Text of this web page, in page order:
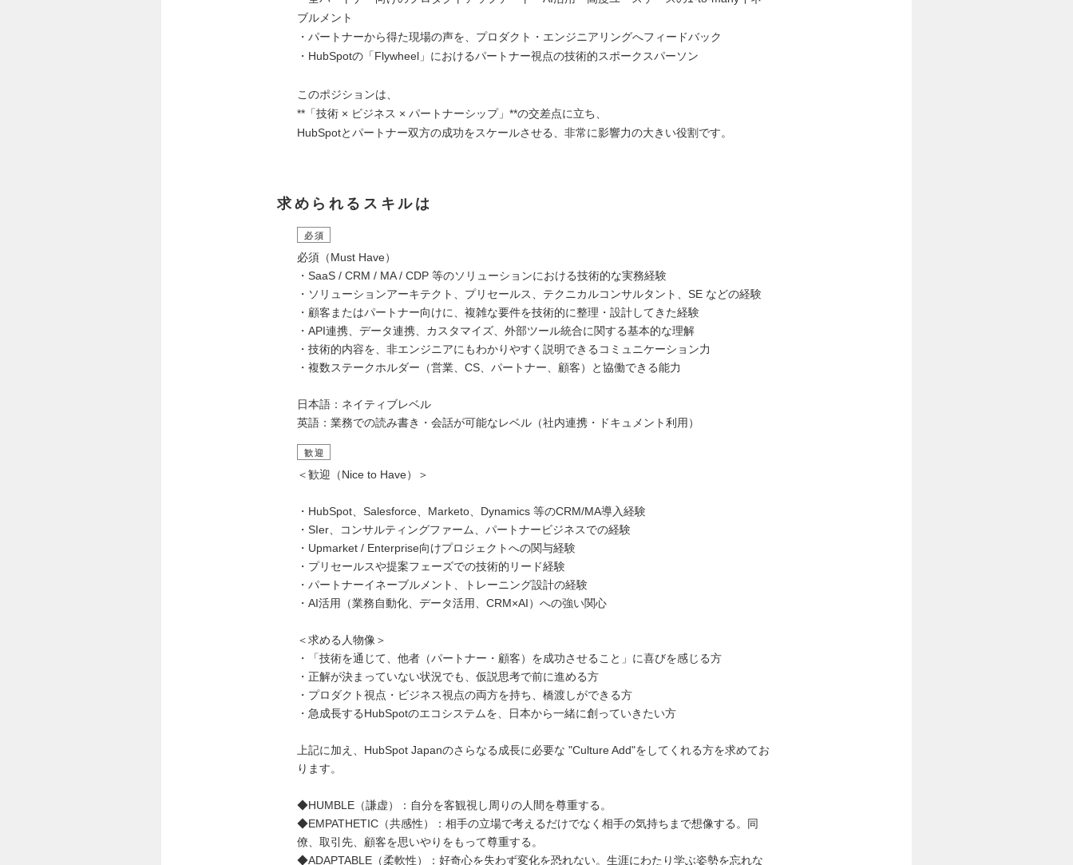
ブルメント
・パートナーから得た現場の声を、プロダクト・エンジニアリングへフィードバック
・HubSpotの「Flywheel」におけるパートナー視点の技術的スポークスパーソン
このポジションは、
**「技術 × ビジネス × パートナーシップ」**の交差点に立ち、
HubSpotとパートナー双方の成功をスケールさせる、非常に影響力の大きい役割です。
求められるスキルは
必須
必須（Must Have）
・SaaS / CRM / MA / CDP 等のソリューションにおける技術的な実務経験
・ソリューションアーキテクト、プリセールス、テクニカルコンサルタント、SE などの経験
・顧客またはパートナー向けに、複雑な要件を技術的に整理・設計してきた経験
・API連携、データ連携、カスタマイズ、外部ツール統合に関する基本的な理解
・技術的内容を、非エンジニアにもわかりやすく説明できるコミュニケーション力
・複数ステークホルダー（営業、CS、パートナー、顧客）と協働できる能力
日本語：ネイティブレベル
英語：業務での読み書き・会話が可能なレベル（社内連携・ドキュメント利用）
歓迎
＜歓迎（Nice to Have）＞
・HubSpot、Salesforce、Marketo、Dynamics 等のCRM/MA導入経験
・SIer、コンサルティングファーム、パートナービジネスでの経験
・Upmarket / Enterprise向けプロジェクトへの関与経験
・プリセールスや提案フェーズでの技術的リード経験
・パートナーイネーブルメント、トレーニング設計の経験
・AI活用（業務自動化、データ活用、CRM×AI）への強い関心
＜求める人物像＞
・「技術を通じて、他者（パートナー・顧客）を成功させること」に喜びを感じる方
・正解が決まっていない状況でも、仮説思考で前に進める方
・プロダクト視点・ビジネス視点の両方を持ち、橋渡しができる方
・急成長するHubSpotのエコシステムを、日本から一緒に創っていきたい方
上記に加え、HubSpot Japanのさらなる成長に必要な "Culture Add"をしてくれる方を求めてお
ります。
◆HUMBLE（謙虚）：自分を客観視し周りの人間を尊重する。
◆EMPATHETIC（共感性）：相手の立場で考えるだけでなく相手の気持ちまで想像する。同
僚、取引先、顧客を思いやりをもって尊重する。
◆ADAPTABLE（柔軟性）：好奇心を失わず変化を恐れない。生涯にわたり学ぶ姿勢を忘れな